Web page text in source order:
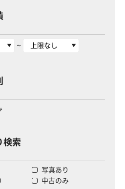
~
検索
写真あり
中古のみ